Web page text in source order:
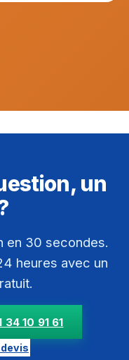
un
en 30 secondes.
heures avec un
10 91 61